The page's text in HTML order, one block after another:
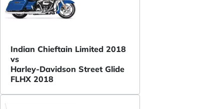
Indian Chieftain Limited 2018
vs
Harley-Davidson Street Glide
FLHX 2018